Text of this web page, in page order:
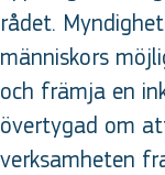
rådet.
människors
och främja en
övertygad om
verksamheten